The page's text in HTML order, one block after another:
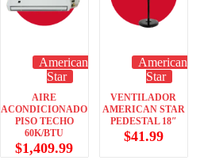
American
Star
AIRE
ACONDICIONADO
PISO TECHO
60K/BTU
$1,409.99
American
Star
VENTILADOR
AMERICAN STAR
PEDESTAL 18″
$41.99